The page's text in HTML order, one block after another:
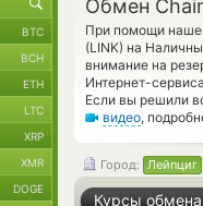
Обмен
При помощи
(LINK) на
внимание на
Интернет-
Если вы решили
видео,
Город: Лейпциг
Курсы обмена
BTC
BCH
ETH
LTC
XRP
XMR
DOGE